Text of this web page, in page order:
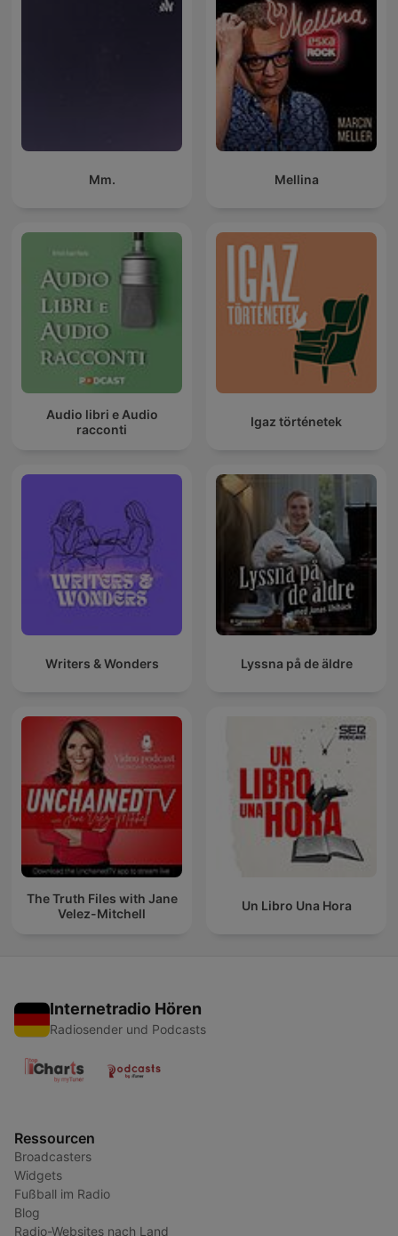
Mm. Mellina
Audio libri e Audio
racconti
Igaz történetek
Writers & Wonders Lyssna på de äldre
The Truth Files with Jane
Velez-Mitchell
Un Libro Una Hora
Internetradio Hören
Radiosender und Podcasts
Ressourcen
Broadcasters
Widgets
Fußball im Radio
Blog
Radio-Websites nach Land